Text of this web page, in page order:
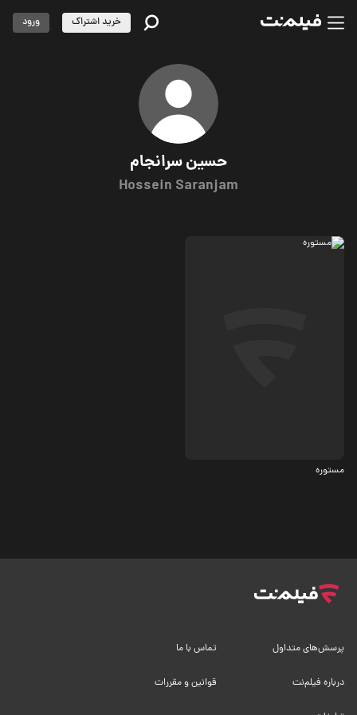
حسین سرانجام
Hossein Saranjam
خرید اشتراک ورود
مستوره
پرسش‌های متداول تماس با ما
درباره فیلم‌نت قوانین و مقررات